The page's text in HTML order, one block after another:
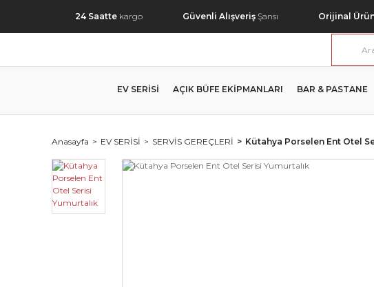
24 Saatte kargo Güvenli Alışveriş Şansı Orijinal
EV SERİSİ AÇIK BÜFE EKİPMANLARI BAR & PASTANE
Anasayfa EV SERİSİ SERVİS GEREÇLERİ Kütahya Porselen Ent Otel